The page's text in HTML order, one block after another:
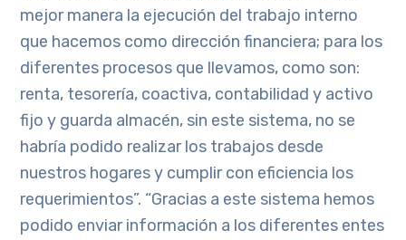
mejor manera la ejecución del trabajo interno
que hacemos como dirección financiera; para los
diferentes procesos que llevamos, como son:
renta, tesorería, coactiva, contabilidad y activo
fijo y guarda almacén, sin este sistema, no se
habría podido realizar los trabajos desde
nuestros hogares y cumplir con eficiencia los
requerimientos”. “Gracias a este sistema hemos
podido enviar información a los diferentes entes